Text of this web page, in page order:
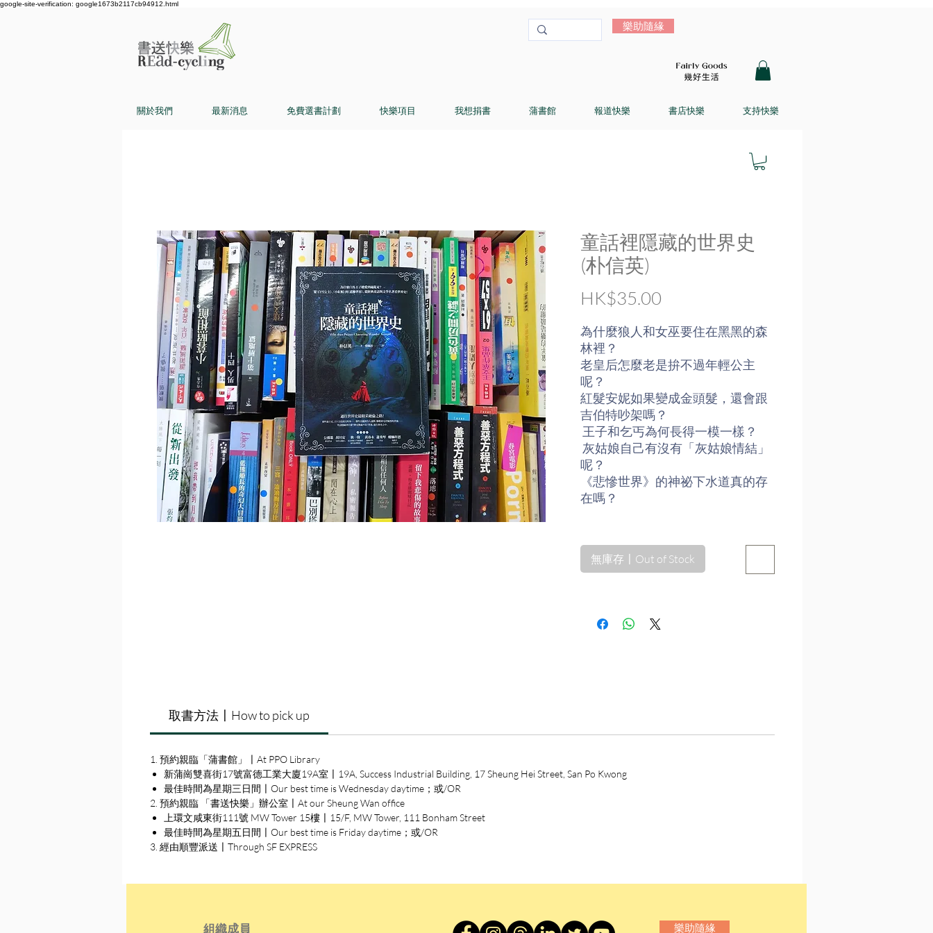
google-site-verification: google1673b2117cb94912.html
樂助隨緣
關於我們 最新消息 免費選書計劃 快樂項目 我想捐書 蒲書館 報道快樂 書店快樂 支持快樂
童話裡隱藏的世界史
(朴信英)
HK$35.00
格
為什麼狼人和女巫要住在黑黑的森
林裡？
老皇后怎麼老是拚不過年輕公主
呢？
紅髮安妮如果變成金頭髮，還會跟
吉伯特吵架嗎？
王子和乞丐為何長得一模一樣？
灰姑娘自己有沒有「灰姑娘情結」
呢？
《悲慘世界》的神祕下水道真的存
在嗎？
也曾有過這樣的疑惑呢？
讓我們搭起童話與真實世界的橋
本書以歐美三十部童話、小說名作
為主題，集中探究經典名著當時的
原歷史真面貌，復原名著裡的真
無庫存〡Out of Stock
取書方法〡How to pick up
1. 預約親臨「蒲書館」〡At PPO Library
新蒲崗雙喜街17號富德工業大廈19A室〡19A, Success Industrial Building, 17 Sheung Hei Street, San Po Kwong
最佳時間為星期三日間〡Our best time is Wednesday daytime；或/OR
2. 預約親臨 「書送快樂」辦公室〡At our Sheung Wan office
上環文咸東街111號 MW Tower 15樓〡15/F, MW Tower, 111 Bonham Street
最佳時間為星期五日間〡Our best time is Friday daytime；或/OR
3. 經由順豐派送〡Through SF EXPRESS
組織成員 樂助隨緣